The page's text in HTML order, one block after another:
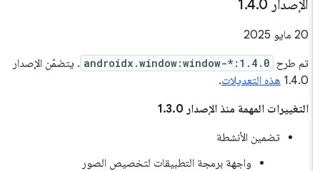
الإصدار 1 .4.0
‫20 مايو 2025
تم طرح androidx.window:window-*:1.4.0 . يتضمّن الإصدار
1.4.0 هذه التعديلات.
التغييرات المهمة منذ الإصدار 1.3.0
تضمين الأنشطة
واجهة برمجة التطبيقات لتخصيص الصور